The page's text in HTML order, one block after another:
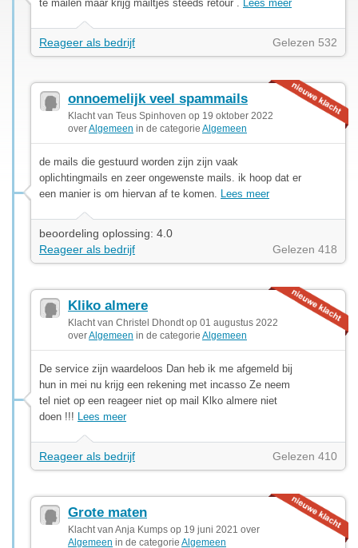
te mailen maar krijg mailtjes steeds retour . Lees meer
Reageer als bedrijf Gelezen 532
onnoemelijk veel spammails
Klacht van Teus Spinhoven op 19 oktober 2022
overAlgemeen in de categorie Algemeen
de mails die gestuurd worden zijn zijn vaak
oplichtingmails en zeer ongewenste mails. ik hoop dat er
een manier is om hiervan af te komen. Lees meer
beoordeling oplossing: 4.0
Reageer als bedrijf
Gelezen 418
Kliko almere
Klacht van Christel Dhondt op 01 augustus 2022
overAlgemeen in de categorie Algemeen
De service zijn waardeloos Dan heb ik me afgemeld bij
hun in mei nu krijg een rekening met incasso Ze neem
tel niet op een reageer niet op mail Klko almere niet
doen !!! Lees meer
Reageer als bedrijf Gelezen 410
Grote maten
Klacht van Anja Kumps op 19 juni 2021 over
Algemeen in de categorie Algemeen